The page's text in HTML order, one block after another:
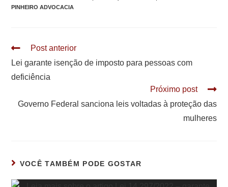
PINHEIRO ADVOCACIA
Leia
artigos
Post anterior
Lei garante isenção de imposto para pessoas com
deficiência
Próximo post
Governo Federal sanciona leis voltadas à proteção das
mulheres
VOCÊ TAMBÉM PODE GOSTAR